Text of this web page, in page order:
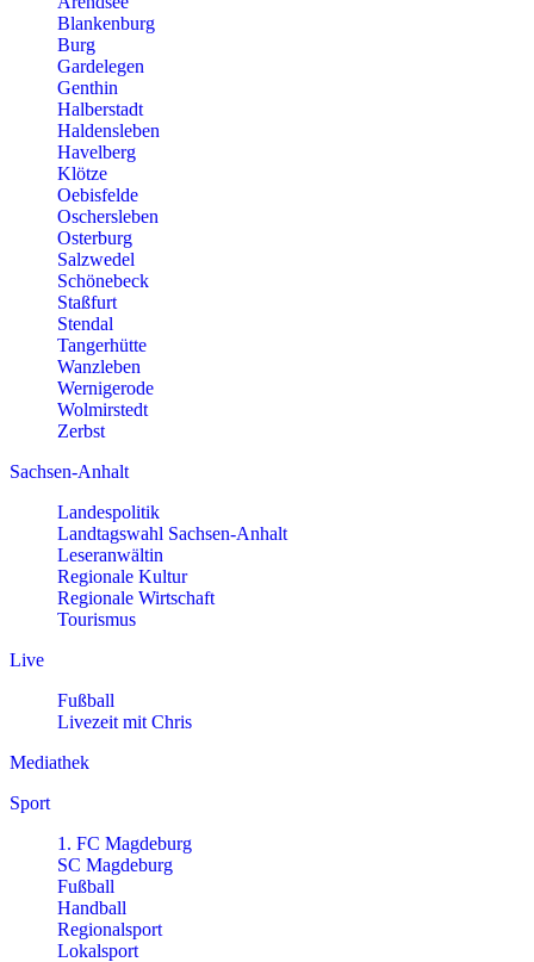
Blankenburg
Burg
Gardelegen
Genthin
Halberstadt
Haldensleben
Havelberg
Klötze
Oebisfelde
Oschersleben
Osterburg
Salzwedel
Schönebeck
Staßfurt
Stendal
Tangerhütte
Wanzleben
Wernigerode
Wolmirstedt
Zerbst
Sachsen-Anhalt
Landespolitik
Landtagswahl Sachsen-Anhalt
Leseranwältin
Regionale Kultur
Regionale Wirtschaft
Tourismus
Live
Fußball
Livezeit mit Chris
Mediathek
Sport
1. FC Magdeburg
SC Magdeburg
Fußball
Handball
Regionalsport
Lokalsport